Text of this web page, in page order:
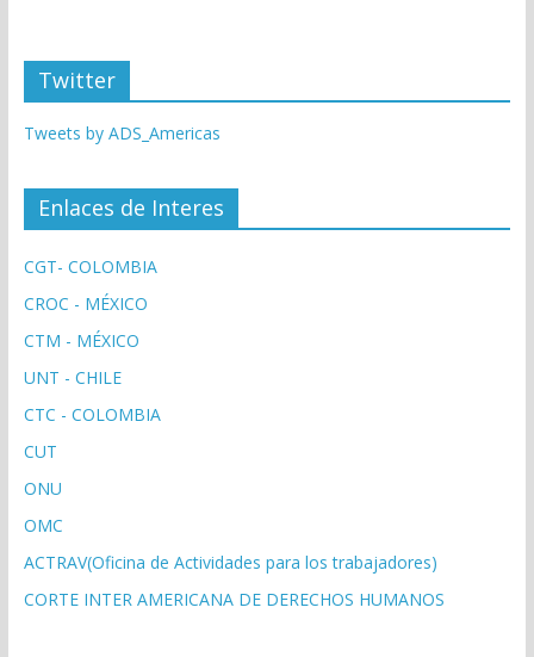
Twitter
Tweets by ADS_Americas
Enlaces de Interes
CGT- COLOMBIA
CROC - MÉXICO
CTM - MÉXICO
UNT - CHILE
CTC - COLOMBIA
CUT
ONU
OMC
ACTRAV(Oficina de Actividades para los trabajadores)
CORTE INTER AMERICANA DE DERECHOS HUMANOS